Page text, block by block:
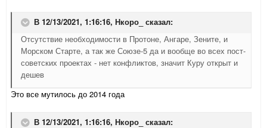
В 12/13/2021, 1:16:16, Нкоро_ сказал:
Отсутствие необходимости в Протоне, Ангаре, Зените, и
Морском Старте, а так же Союзе-5 да и вообще во всех пост-
советских проектах - нет конфликтов, значит Куру открыт и
дешев
Это все мутилось до 2014 года
В 12/13/2021, 1:16:16, Нкоро_ сказал: